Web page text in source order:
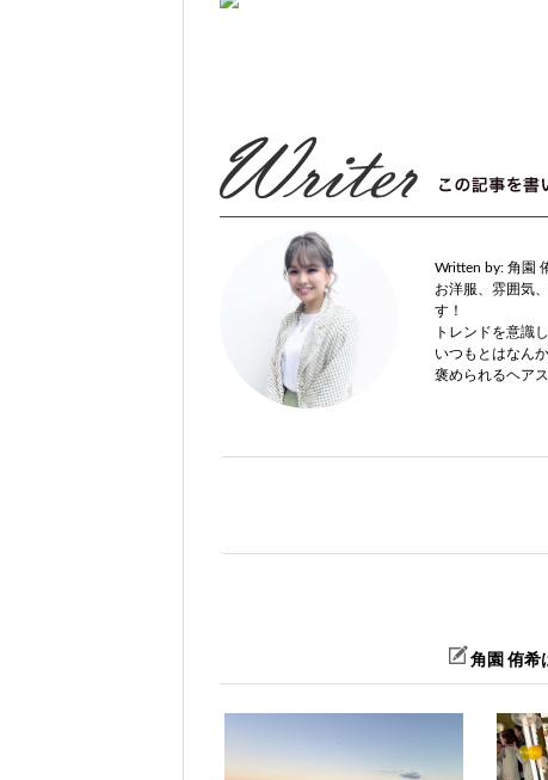
Written by: 角園
お洋服、雰囲気
す！
トレンドを意識
いつもとはなん
褒められるヘア
角園 侑希